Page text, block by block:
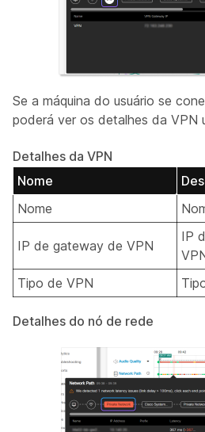
Se a máquina do usuário se
poderá ver os detalhes da VPN
Detalhes da VPN
Nome
Nome
IP de gateway de VPN
IP
Tipo de VPN
Detalhes do nó de rede